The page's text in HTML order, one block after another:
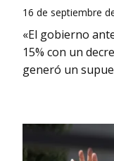
16 de septiembre
«El gobierno
15% con un
generó un